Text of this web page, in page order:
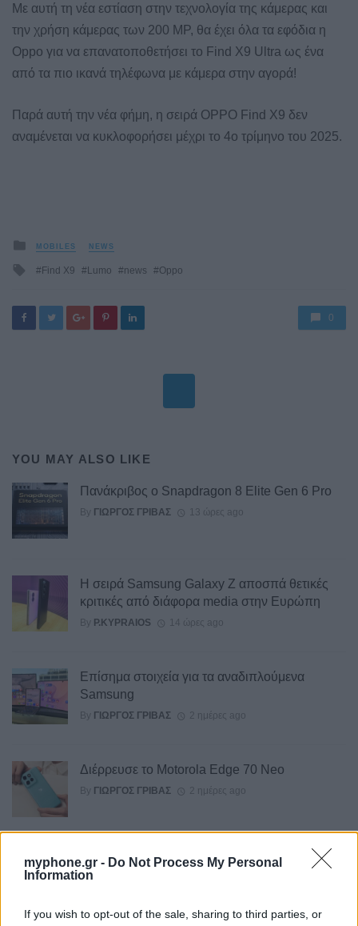
myphone.gr - Do Not Process My Personal
Information
If you wish to opt-out of the sale, sharing to third parties, or
Με αυτή τη νέα εστίαση στην τεχνολογία της κάμερας και
την χρήση κάμερας των 200 MP, θα έχει όλα τα εφόδια η
Oppo για να επανατοποθετήσει το Find X9 Ultra ως ένα
από τα πιο ικανά τηλέφωνα με κάμερα στην αγορά!
Παρά αυτή την νέα φήμη, η σειρά OPPO Find X9 δεν
αναμένεται να κυκλοφορήσει μέχρι το 4ο τρίμηνο του 2025.
Posted
MOBILES NEWS
Tagged
Find X9 Lumo news Oppo
0
YOU MAY ALSO LIKE
Πανάκριβος ο Snapdragon 8 Elite Gen 6 Pro
By ΓΙΏΡΓΟΣ ΓΡΊΒΑΣ 13 ώρες ago
Η σειρά Samsung Galaxy Z αποσπά θετικές
κριτικές από διάφορα media στην Ευρώπη
By P.KYPRAIOS 14 ώρες ago
Επίσημα στοιχεία για τα αναδιπλούμενα
Samsung
By ΓΙΏΡΓΟΣ ΓΡΊΒΑΣ 2 ημέρες ago
Διέρρευσε το Motorola Edge 70 Neo
By ΓΙΏΡΓΟΣ ΓΡΊΒΑΣ 2 ημέρες ago
Το σύνολο των τεχνικών προδιαγραφών του
Robot Phone